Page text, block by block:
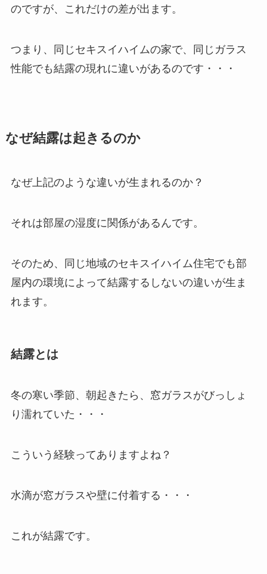
のですが、これだけの差が出ます。
つまり、同じセキスイハイムの家で、同じガラス
性能でも結露の現れに違いがあるのです・・・
なぜ結露は起きるのか
なぜ上記のような違いが生まれるのか？
それは部屋の湿度に関係があるんです。
そのため、同じ地域のセキスイハイム住宅でも部
屋内の環境によって結露するしないの違いが生ま
れます。
結露とは
冬の寒い季節、朝起きたら、窓ガラスがびっしょ
り濡れていた・・・
こういう経験ってありますよね？
水滴が窓ガラスや壁に付着する・・・
これが結露です。